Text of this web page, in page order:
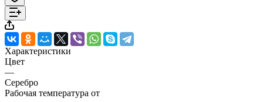
Характеристики
Цвет
—
Серебро
Рабочая температура от